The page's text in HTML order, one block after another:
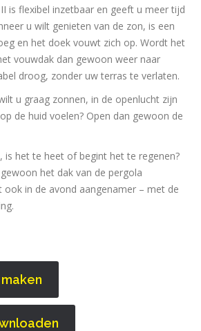
is flexibel inzetbaar en geeft u meer tijd
u wilt genieten van de zon, is een
en het doek vouwt zich op. Wordt het
vouwdak dan gewoon weer naar
droog, zonder uw terras te verlaten.
u graag zonnen, in de openlucht zijn
de huid voelen? Open dan gewoon de
is het te heet of begint het te regenen?
het dak van de pergola
ook in de avond aangenamer – met de